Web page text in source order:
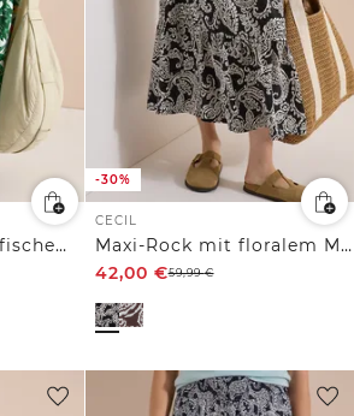
Maxi-Rock mit grafischem Muster
-30%
CECIL
Maxi-Rock mit floralem Muster
42,00 €59,99€